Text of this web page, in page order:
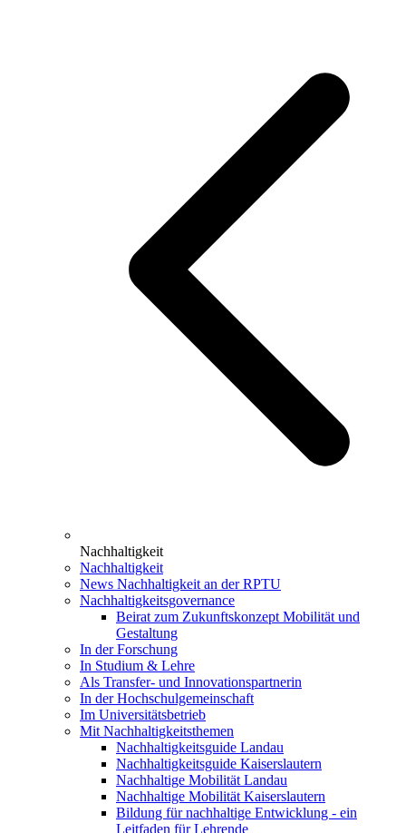
Nachhaltigkeit
Nachhaltigkeit
News Nachhaltigkeit an der RPTU
Nachhaltigkeitsgovernance
Beirat zum Zukunftskonzept Mobilität und
Gestaltung
In der Forschung
In Studium & Lehre
Als Transfer- und Innovationspartnerin
In der Hochschulgemeinschaft
Im Universitätsbetrieb
Mit Nachhaltigkeitsthemen
Nachhaltigkeitsguide Landau
Nachhaltigkeitsguide Kaiserslautern
Nachhaltige Mobilität Landau
Nachhaltige Mobilität Kaiserslautern
Bildung für nachhaltige Entwicklung - ein
Leitfaden für Lehrende